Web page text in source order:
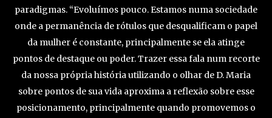
paradigmas. “Evoluímos pouco. Estamos numa sociedade
onde a permanência de rótulos que desqualificam o papel
da mulher é constante, principalmente se ela atinge
pontos de destaque ou poder. Trazer essa fala num recorte
da nossa própria história utilizando o olhar de D. Maria
sobre pontos de sua vida aproxima a reflexão sobre esse
posicionamento, principalmente quando promovemos o